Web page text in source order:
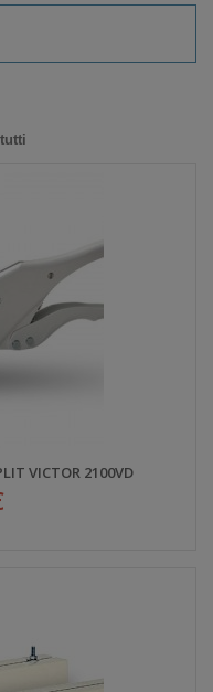
VICTOR 2100VD